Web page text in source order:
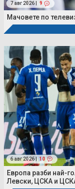
7 авг 2026 | 9
Мачовете по
6 авг 2026 | 10
Европа разби най-
Левски, ЦСКА и